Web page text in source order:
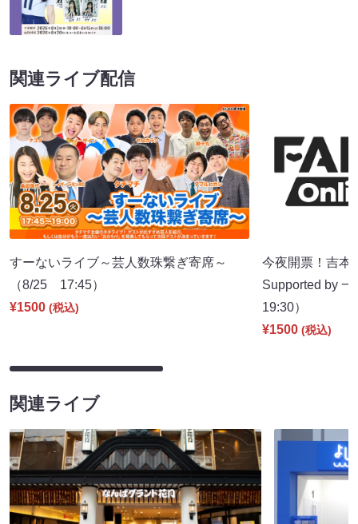
関連ライブ配信
すーないライブ～芸人数珠繋ぎ寄席～
（8/25 17:45）
¥1500 (税込)
今夜開票！吉本
Supported by
19:30）
¥1500 (税込)
関連ライブ